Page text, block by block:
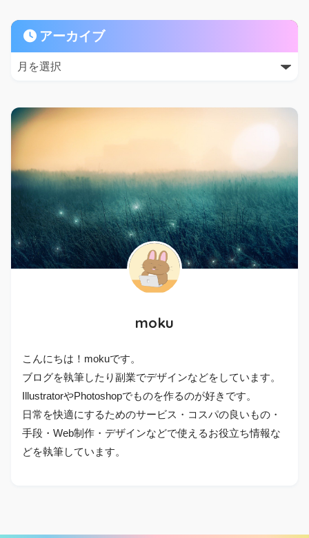
アーカイブ
moku
こんにちは！mokuです。
ブログを執筆したり副業でデザインなどをしています。
IllustratorやPhotoshopでものを作るのが好きです。
日常を快適にするためのサービス・コスパの良いもの・
手段・Web制作・デザインなどで使えるお役立ち情報な
どを執筆しています。